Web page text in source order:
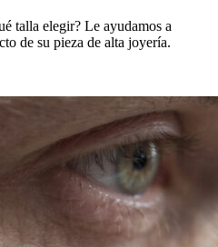
talla elegir? Le ayudamos a
de su pieza de alta joyería.